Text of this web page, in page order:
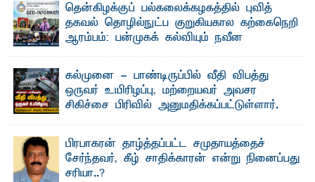
தென்கிழக்குப் பல்கலைக்கழகத்தில் புவித்
தகவல் தொழில்நுட்ப குறுகியகால கற்கைநெறி
ஆரம்பம்: பன்முகக் கல்வியும் நவீன
பேராசிரியர் எம். எம். பாஸில்
தெ ன்கிழக்குப் பல்கலைக்கழகத்தின் கலை மற்றும் கலாசார
பீடத்தின் புவியியல் துறையினால் ...
கல்முனை - பாண்டிருப்பில் வீதி விபத்து
ஒருவர் உயிரிழப்பு, மற்றையவர் அவசர
சிகிச்சை பிரிவில் அனுமதிக்கப்பட்டுள்ளார்.
பாண்டிருப்பு ...பிரபாகரன் தாழ்த்தப்பட்ட சமுதாயத்தைச்
சேர்ந்தவர், கீழ் சாதிக்காரன் என்று நினைப்பது
சரியா..?